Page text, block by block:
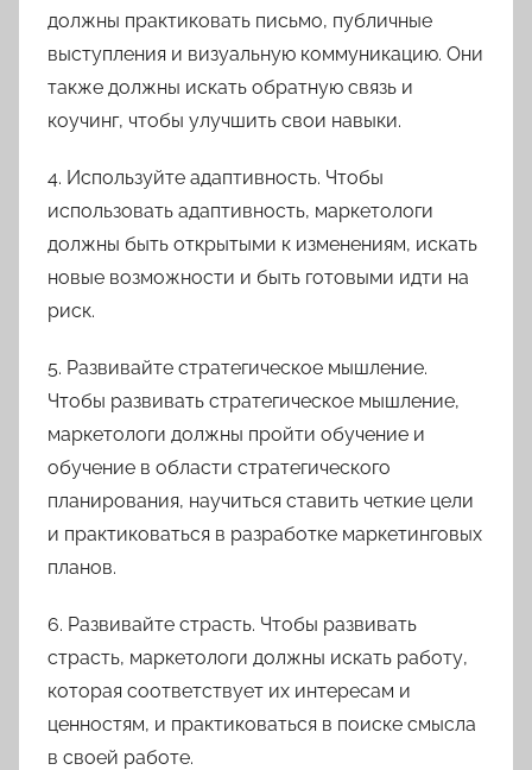
должны практиковать письмо, публичные
выступления и визуальную коммуникацию. Они
также должны искать обратную связь и
коучинг, чтобы улучшить свои навыки.
4. Используйте адаптивность. Чтобы
использовать адаптивность, маркетологи
должны быть открытыми к изменениям, искать
новые возможности и быть готовыми идти на
риск.
5. Развивайте стратегическое мышление.
Чтобы развивать стратегическое мышление,
маркетологи должны пройти обучение и
обучение в области стратегического
планирования, научиться ставить четкие цели
и практиковаться в разработке маркетинговых
планов.
6. Развивайте страсть. Чтобы развивать
страсть, маркетологи должны искать работу,
которая соответствует их интересам и
ценностям, и практиковаться в поиске смысла
в своей работе.